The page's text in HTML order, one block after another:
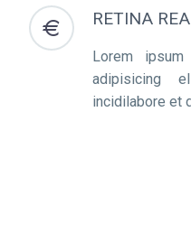

 RETINA
Lorem
adipisicing
incidilabore et